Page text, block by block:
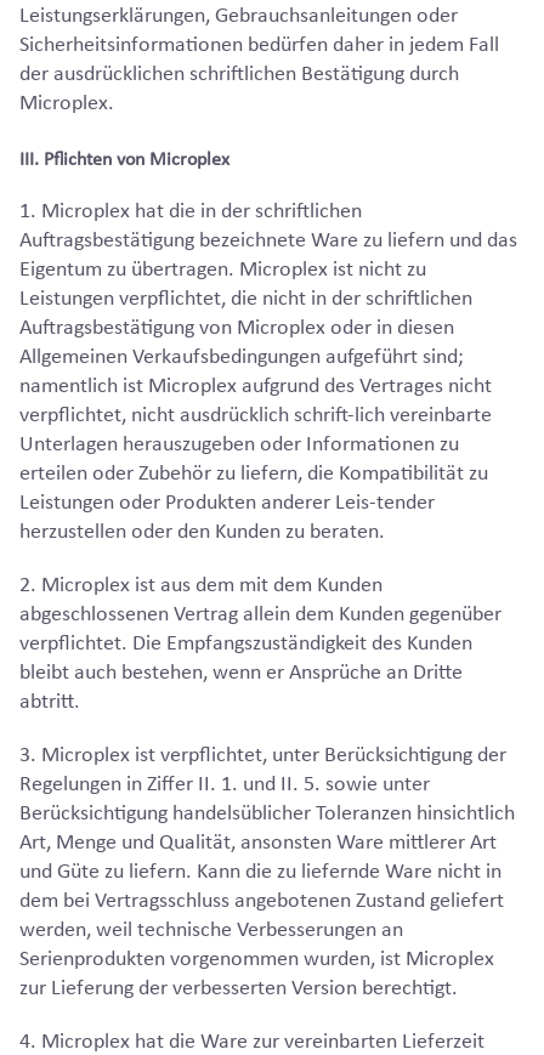
Leistungserklärungen, Gebrauchsanleitungen oder
Sicherheitsinformationen bedürfen daher in jedem Fall
der ausdrücklichen schriftlichen Bestätigung durch
Microplex.
III. Pflichten von Microplex
1. Microplex hat die in der schriftlichen
Auftragsbestätigung bezeichnete Ware zu liefern und das
Eigentum zu übertragen. Microplex ist nicht zu
Leistungen verpflichtet, die nicht in der schriftlichen
Auftragsbestätigung von Microplex oder in diesen
Allgemeinen Verkaufsbedingungen aufgeführt sind;
namentlich ist Microplex aufgrund des Vertrages nicht
verpflichtet, nicht ausdrücklich schrift-lich vereinbarte
Unterlagen herauszugeben oder Informationen zu
erteilen oder Zubehör zu liefern, die Kompatibilität zu
Leistungen oder Produkten anderer Leis-tender
herzustellen oder den Kunden zu beraten.
2. Microplex ist aus dem mit dem Kunden
abgeschlossenen Vertrag allein dem Kunden gegenüber
verpflichtet. Die Empfangszuständigkeit des Kunden
bleibt auch bestehen, wenn er Ansprüche an Dritte
abtritt.
3. Microplex ist verpflichtet, unter Berücksichtigung der
Regelungen in Ziffer II. 1. und II. 5. sowie unter
Berücksichtigung handelsüblicher Toleranzen hinsichtlich
Art, Menge und Qualität, ansonsten Ware mittlerer Art
und Güte zu liefern. Kann die zu liefernde Ware nicht in
dem bei Vertragsschluss angebotenen Zustand geliefert
werden, weil technische Verbesserungen an
Serienprodukten vorgenommen wurden, ist Microplex
zur Lieferung der verbesserten Version berechtigt.
4. Microplex hat die Ware zur vereinbarten Lieferzeit